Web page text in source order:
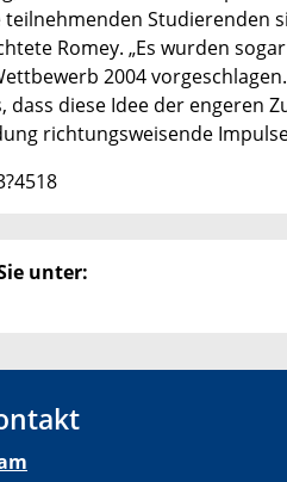
Studierenden
Romey. „Es wurden
2004
diese Idee der engeren
richtungsweisende
unter: